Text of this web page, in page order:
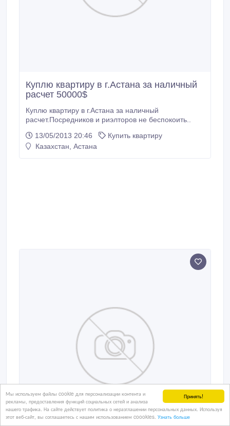
Принять!
Мы используем файлы cookie для персонализации контента и
рекламы, предоставления функций социальных сетей и анализа
нашего трафика. На сайте действует политика о неразглашении персональных данных. Используя
этот веб-сайт, вы соглашаетесь с нашим использованием coookies. Узнать больше
Куплю квартиру в г.Астана за наличный
расчет 50000$
Куплю квартиру в г.Астана за наличный
расчет.Посредников и риэлторов не беспокоить..
13/05/2013 20:46
Купить квартиру
Казахстан, Астана